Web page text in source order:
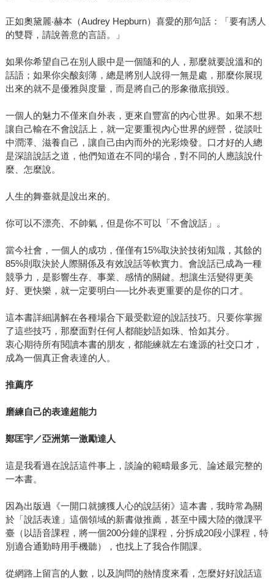
正如奧黛麗‧赫本（Audrey Hepburn）喜愛的那句話：「要有誘人
的雙脣，請說善意的言語。」
如果你希望自己在別人眼中是一個隨和的人，那麼就要說溫和的
話語；如果你尖酸刻薄，總是將別人說得一無是處，那麼你展現
出來的就不是優雅與度量，而是將自己的形象徹底損毀。
一個人的魅力不僅來自外表，更來自豐富的內心世界。如果不想
讓自己輸在不會說話上，就一定要重視內心世界的經營，從談吐
中潤澤、滋養自己，讓自己由內而外的光彩煥發。口才好的人總
是深諳說話之道，他們知道在不同的場合，對不同的人應該說什
麼、怎麼說。
人生的舞臺就是說出來的。
你可以不漂亮、不帥氣，但是你不可以「不會說話」。
當今社會，一個人的成功，僅僅有15%取決於技術知識，其餘的
85%則取決於人際關係及有效說話等軟實力。會說話已成為一種
競爭力，是影響生存、事業、感情的關鍵。想讓生活變得更美
好、更快樂，就一定要明白──比外表更重要的是你的口才。
這本書詳細講解在各種場合下最受歡迎的說話技巧。只要你掌握
了這些技巧，那麼面對任何人都能妙語如珠、恰如其分。
衷心期待所有閱讀本書的朋友，都能練就左右逢源的社交口才，
成為一個真正會表達的人。
推薦序
磨練自己的表達超能力
鄭匡宇／亞洲第一激勵達人
這是我看過在說話這件事上，談論的範疇最多元、論述最完整的
一本書。
因為出版過《一開口就擄獲人心的說話術》這本書，我時常為關
於「說話表達」這個領域的新書做推薦，甚至中國大陸的微課平
臺（以語音課程，將一個200分鐘的課程，分拆成20段小課程，特
別適合通勤時用手機聽），也找上了我合作開課。
從網路上留言的人數，以及詢問的熱情度來看，怎麼好好說話這